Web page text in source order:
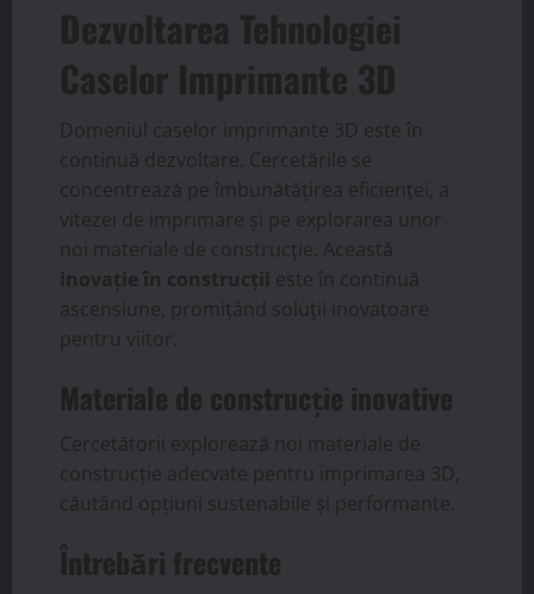
Dezvoltarea Tehnologiei
Caselor Imprimante 3D
Domeniul caselor imprimante 3D este în
continuă dezvoltare. Cercetările se
concentrează pe îmbunătățirea eficienței, a
vitezei de imprimare și pe explorarea unor
noi materiale de construcție. Această
inovație în construcții este în continuă
ascensiune, promițând soluții inovatoare
pentru viitor.
Materiale de construcție inovative
Cercetătorii explorează noi materiale de
construcție adecvate pentru imprimarea 3D,
căutând opțiuni sustenabile și performante.
Întrebări frecvente